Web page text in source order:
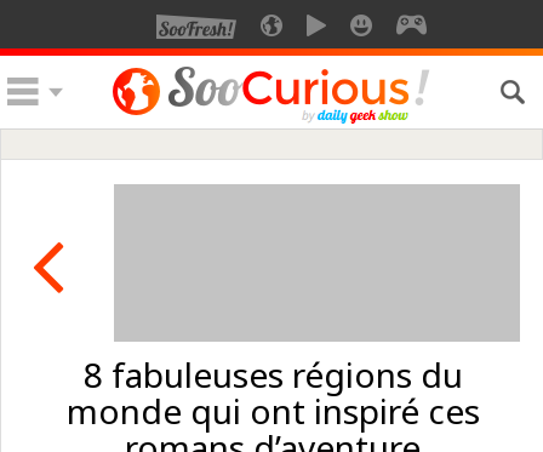
8 fabuleuses régions du
monde qui ont inspiré ces